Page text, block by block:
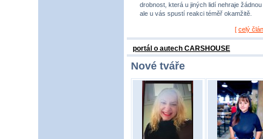
drobnost, která u jiných lidí nehraje žádnou
ale u vás spustí reakci téměř okamžitě.
[ celý
portál o autech CARSHOUSE
Nové tváře